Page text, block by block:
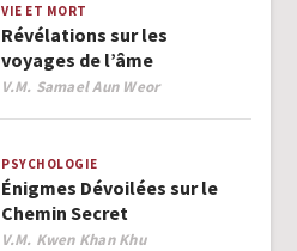
VIE ET MORT
Révélations sur les
voyages de l’âme
Author
V.M. Samael Aun Weor
PSYCHOLOGIE
Énigmes Dévoilées sur le
Chemin Secret
Author
V.M. Kwen Khan Khu